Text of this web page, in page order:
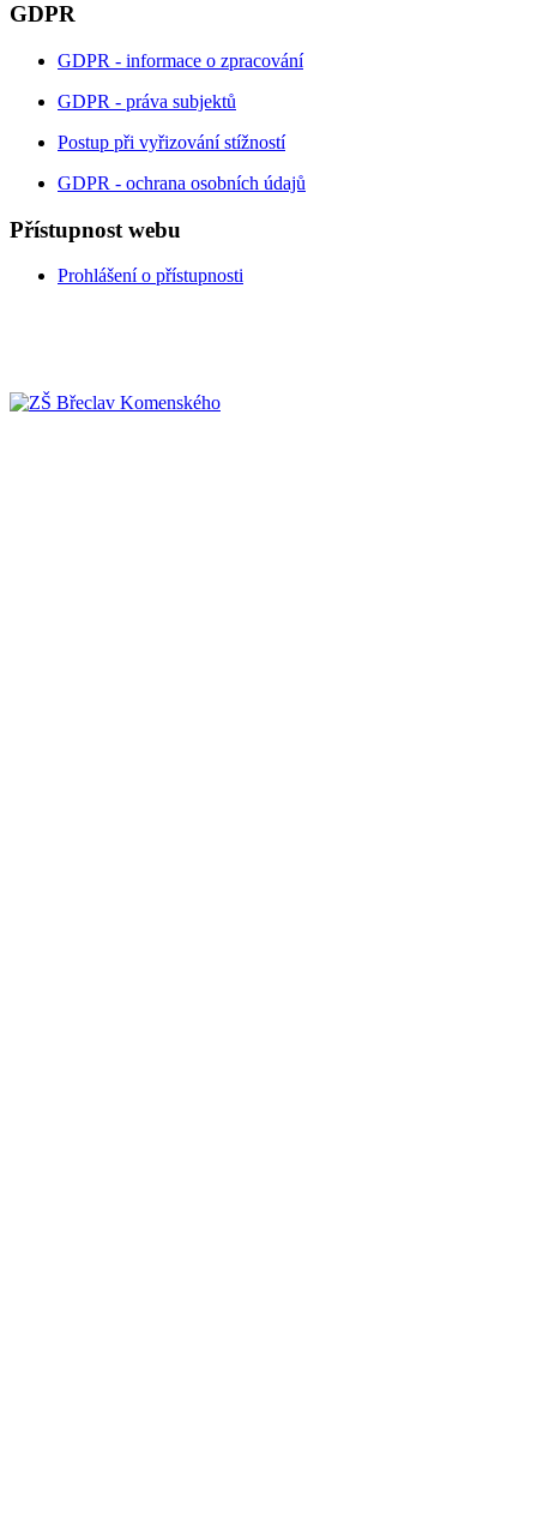
GDPR
GDPR - informace o zpracování
GDPR - práva subjektů
Postup při vyřizování stížností
GDPR - ochrana osobních údajů
Přístupnost webu
Prohlášení o přístupnosti